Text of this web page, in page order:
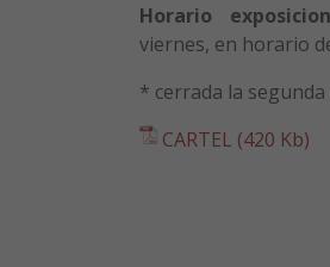
Horario
viernes, en horario
* cerrada la
CARTEL (420 Kb)